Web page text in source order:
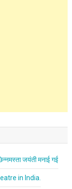
जयंती मनाई गई
in India.